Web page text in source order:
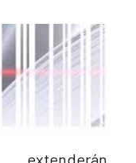
extenderán